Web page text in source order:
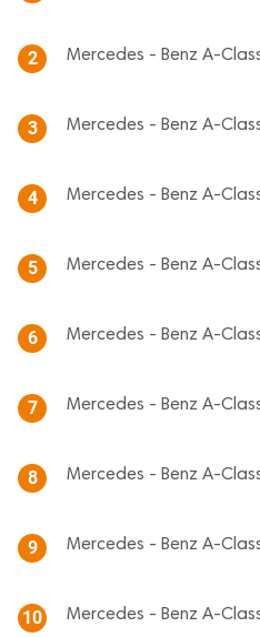
2 Mercedes - Benz A-
3 Mercedes - Benz A-
4 Mercedes - Benz A-
5 Mercedes - Benz A-
6 Mercedes - Benz A-
7 Mercedes - Benz A-
8 Mercedes - Benz A-
9 Mercedes - Benz A-
10 Mercedes - Benz A-